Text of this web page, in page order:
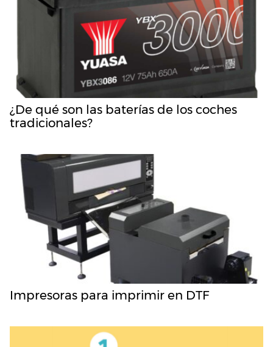
¿De qué son las baterías de los coches
tradicionales?
Impresoras para imprimir en DTF